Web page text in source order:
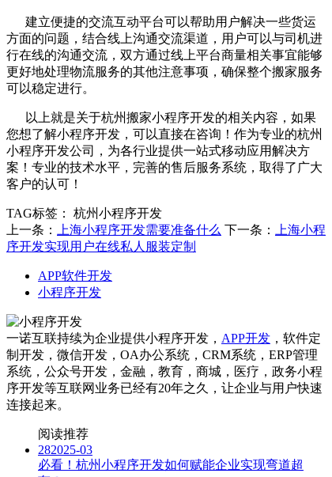
建立便捷的交流互动平台可以帮助用户解决一些货运
方面的问题，结合线上沟通交流渠道，用户可以与司机进
行在线的沟通交流，双方通过线上平台商量相关事宜能够
更好地处理物流服务的其他注意事项，确保整个搬家服务
可以稳定进行。
以上就是关于杭州搬家小程序开发的相关内容，如果
您想了解小程序开发，可以直接在咨询！作为专业的杭州
小程序开发公司，为各行业提供一站式移动应用解决方
案！专业的技术水平，完善的售后服务系统，取得了广大
客户的认可！
TAG标签：
杭州小程序开发
上一条：
上海小程序开发需要准备什么 下一条：
上海小程
序开发实现用户在线私人服装定制
APP软件开发
小程序开发
一诺互联持续为企业提供小程序开发， APP开发 ，软件定
制开发，微信开发，OA办公系统，CRM系统，ERP管理
系统，公众号开发，金融，教育，商城，医疗，政务小程
序开发等互联网业务已经有20年之久，让企业与用户快速
连接起来。
阅读推荐
282025-03
必看！杭州小程序开发如何赋能企业实现弯道超